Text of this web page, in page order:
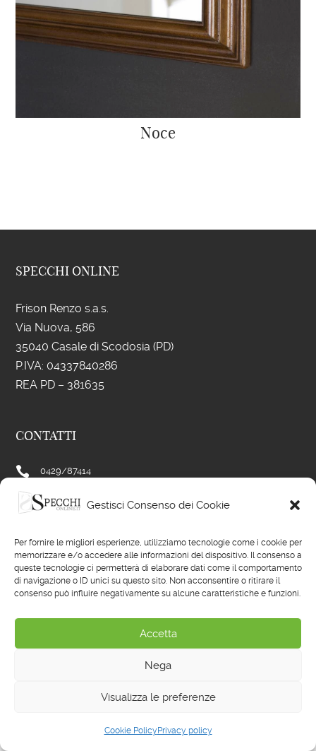
Gestisci Consenso dei Cookie
Per fornire le migliori esperienze, utilizziamo tecnologie come i cookie per
memorizzare e/o accedere alle informazioni del dispositivo. Il consenso a
queste tecnologie ci permetterà di elaborare dati come il comportamento
di navigazione o ID unici su questo sito. Non acconsentire o ritirare il
consenso può influire negativamente su alcune caratteristiche e funzioni.
Accetta
Nega
Visualizza le preferenze
Cookie Policy Privacy policy
Noce
SPECCHI ONLINE
Frison Renzo s.a.s.
Via Nuova, 586
35040 Casale di Scodosia (PD)
P.IVA: 04337840286
REA PD – 381635
CONTATTI
 0429/87414
 0429/
 info@specchionline.it
 instagram.com/specchionline.it
Modalità di pagamento
 